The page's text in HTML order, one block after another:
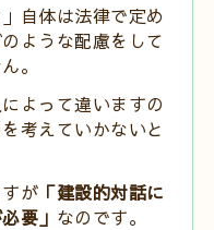
自体は法律で定め
ような配慮をして
。
よって違いますの
考えていかないと
が 「建設的対話に
要」 なのです。